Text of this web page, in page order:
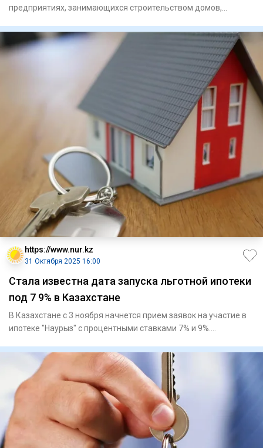
предприятиях, занимающихся строительством домов,
https://www.nur.kz
31 Октября 2025 16:00
Стала известна дата запуска льготной ипотеки
под 7 9% в Казахстане
В Казахстане с 3 ноября начнется прием заявок на участие в
ипотеке "Наурыз" с процентными ставками 7% и 9%.